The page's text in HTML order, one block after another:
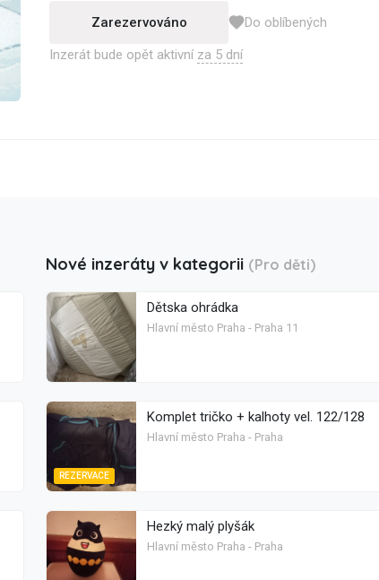
Zarezervováno
Do oblíbených
Inzerát bude opět aktivní za 5 dní
Nové inzeráty v kategorii (Pro děti)
Dětska ohrádka
Hlavní město Praha - Praha 11
REZERVACE
Komplet tričko + kalhoty vel. 122/128
Hlavní město Praha - Praha
Hezký malý plyšák
Hlavní město Praha - Praha